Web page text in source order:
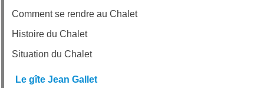
Comment se rendre au Chalet
Histoire du Chalet
Situation du Chalet
Le gîte Jean Gallet